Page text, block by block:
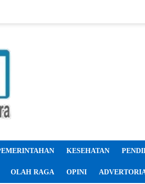
KESEHATAN
OLAH RAGA OPINI